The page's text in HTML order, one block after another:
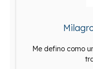
Me defino como